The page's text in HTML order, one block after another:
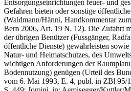
Entsorgungseinrichtungen feuer- und
Gefahren bieten oder sonstige
(Waldmann/Hänni, Handkommentar
Bern 2006, Art. 19 N. 12). Die Zufahrt
der übrigen Benützer (Fussgänger,
öffentliche Dienste) gewährleisten
Natur- und Heimatschutzes, des
wichtigen Anforderungen der
Bodennutzung) genügen (Urteil des
vom 6. Mai 1993, E. 4, publ. in ZBl 95/